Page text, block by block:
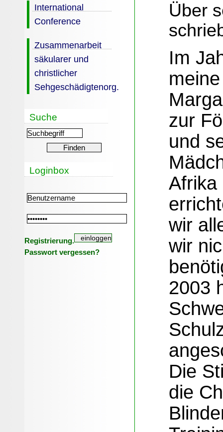
International
Conference
Zusammenarbeit
säkularer und
christlicher
Sehgeschädigtenorg.
Suche
Loginbox
Registrierung.
Passwort vergessen?
Über
Im
zur
und
Afrika
wir
wir
2003
Die
die